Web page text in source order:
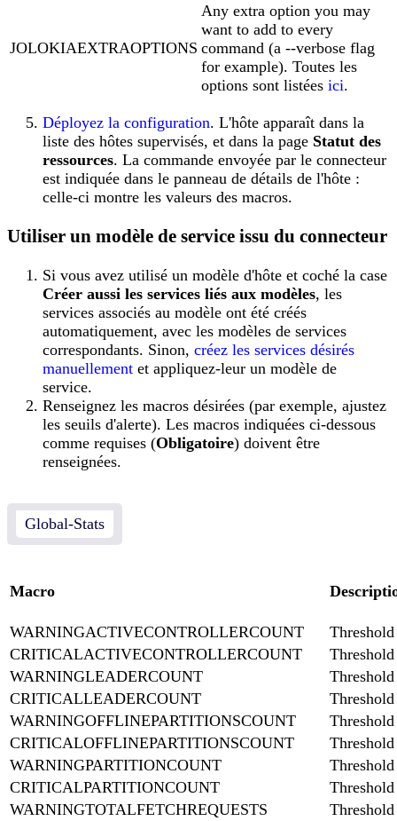
JOLOKIAEXTRAOPTIONS
Any extra option you may
want to add to every
command (a --verbose flag
for example). Toutes les
options sont listées ici.
Déployez la configuration. L'hôte apparaît dans la
liste des hôtes supervisés, et dans la page Statut des
ressources. La commande envoyée par le connecteur
est indiquée dans le panneau de détails de l'hôte :
celle-ci montre les valeurs des macros.
Utiliser un modèle de service issu du connecteur
Si vous avez utilisé un modèle d'hôte et coché la case
Créer aussi les services liés aux modèles, les
services associés au modèle ont été créés
automatiquement, avec les modèles de services
correspondants. Sinon, créez les services désirés
manuellement et appliquez-leur un modèle de
service.
Renseignez les macros désirées (par exemple, ajustez
les seuils d'alerte). Les macros indiquées ci-dessous
comme requises (Obligatoire) doivent être
renseignées.
Global-Stats
Macro
WARNINGACTIVECONTROLLERCOUNT
Threshold
CRITICALACTIVECONTROLLERCOUNT
Threshold
WARNINGLEADERCOUNT
Threshold
CRITICALLEADERCOUNT
Threshold
WARNINGOFFLINEPARTITIONSCOUNT
Threshold
CRITICALOFFLINEPARTITIONSCOUNT
Threshold
WARNINGPARTITIONCOUNT
Threshold
CRITICALPARTITIONCOUNT
Threshold
WARNINGTOTALFETCHREQUESTS
Threshold